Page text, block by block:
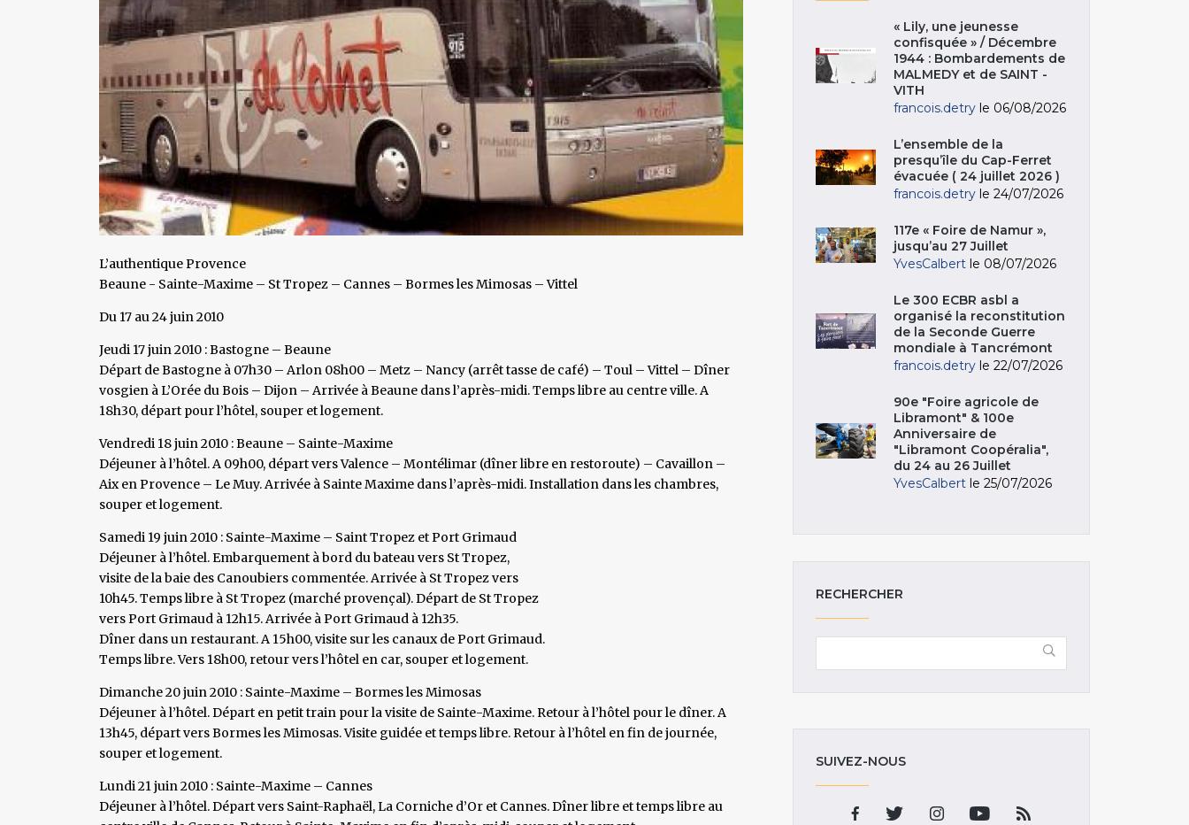
L’authentique Provence
Beaune - Sainte-Maxime – St Tropez – Cannes – Bormes les Mimosas – Vittel
Du 17 au 24 juin 2010
Jeudi 17 juin 2010 : Bastogne – Beaune
Départ de Bastogne à 07h30 – Arlon 08h00 – Metz – Nancy (arrêt tasse de café) – Toul – Vittel – Dîner
vosgien à L’Orée du Bois – Dijon – Arrivée à Beaune dans l’après-midi. Temps libre au centre ville. A
18h30, départ pour l’hôtel, souper et logement.
Vendredi 18 juin 2010 : Beaune – Sainte-Maxime
Déjeuner à l’hôtel. A 09h00, départ vers Valence – Montélimar (dîner libre en restoroute) – Cavaillon –
Aix en Provence – Le Muy. Arrivée à Sainte Maxime dans l’après-midi. Installation dans les chambres,
souper et logement.
Samedi 19 juin 2010 : Sainte-Maxime – Saint Tropez et Port Grimaud
Déjeuner à l’hôtel. Embarquement à bord du bateau vers St Tropez,
visite de la baie des Canoubiers commentée. Arrivée à St Tropez vers
10h45. Temps libre à St Tropez (marché provençal). Départ de St Tropez
vers Port Grimaud à 12h15. Arrivée à Port Grimaud à 12h35.
Dîner dans un restaurant. A 15h00, visite sur les canaux de Port Grimaud.
Temps libre. Vers 18h00, retour vers l’hôtel en car, souper et logement.
Dimanche 20 juin 2010 : Sainte-Maxime – Bormes les Mimosas
Déjeuner à l’hôtel. Départ en petit train pour la visite de Sainte-Maxime. Retour à l’hôtel pour le dîner. A
13h45, départ vers Bormes les Mimosas. Visite guidée et temps libre. Retour à l’hôtel en fin de journée,
souper et logement.
Lundi 21 juin 2010 : Sainte-Maxime – Cannes
Déjeuner à l’hôtel. Départ vers Saint-Raphaël, La Corniche d’Or et Cannes. Dîner libre et temps libre au
« Lily, une jeunesse
confisquée » / Décembre
1944 : Bombardements de
MALMEDY et de SAINT -
VITH
francois.detry le 06/08/2026
L’ensemble de la
presqu’île du Cap-Ferret
évacuée ( 24 juillet 2026 )
francois.detry le 24/07/2026
117e « Foire de Namur »,
jusqu’au 27 Juillet
YvesCalbert le 08/07/2026
Le 300 ECBR asbl a
organisé la reconstitution
de la Seconde Guerre
mondiale à Tancrémont
francois.detry le 22/07/2026
90e "Foire agricole de
Libramont" & 100e
Anniversaire de
"Libramont Coopéralia",
du 24 au 26 Juillet
YvesCalbert le 25/07/2026
RECHERCHER
SUIVEZ-NOUS